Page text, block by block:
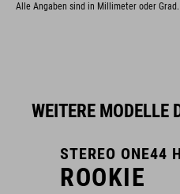
Alle Angaben sind in Millimeter oder Grad.
WEITERE MODELLE
STEREO ONE44
ROOKIE